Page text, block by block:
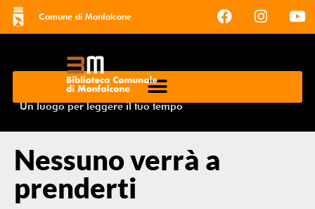
Comune di Monfalcone
Un luogo per leggere il tuo tempo
Nessuno verrà a
prenderti